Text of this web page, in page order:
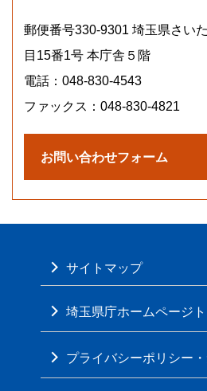
郵便番号330-9301 埼玉県さい
目15番1号 本庁舎５階
電話：048-830-4543
ファックス：048-830-4821
サイトマップ
埼玉県庁ホームページ
プライバシーポリシー